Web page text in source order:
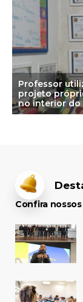
Professor
projeto
no interior do
Confira